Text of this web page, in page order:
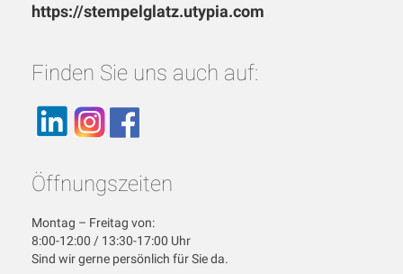
https://stempelglatz.utypia.com
Finden Sie uns auch auf:
Öffnungszeiten
Montag – Freitag von:
8:00-12:00 / 13:30-17:00 Uhr
Sind wir gerne persönlich für Sie da.